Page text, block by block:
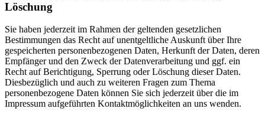
Löschung
Sie haben jederzeit im Rahmen der geltenden gesetzlichen
Bestimmungen das Recht auf unentgeltliche Auskunft über Ihre
gespeicherten personenbezogenen Daten, Herkunft der Daten, deren
Empfänger und den Zweck der Datenverarbeitung und ggf. ein
Recht auf Berichtigung, Sperrung oder Löschung dieser Daten.
Diesbezüglich und auch zu weiteren Fragen zum Thema
personenbezogene Daten können Sie sich jederzeit über die im
Impressum aufgeführten Kontaktmöglichkeiten an uns wenden.